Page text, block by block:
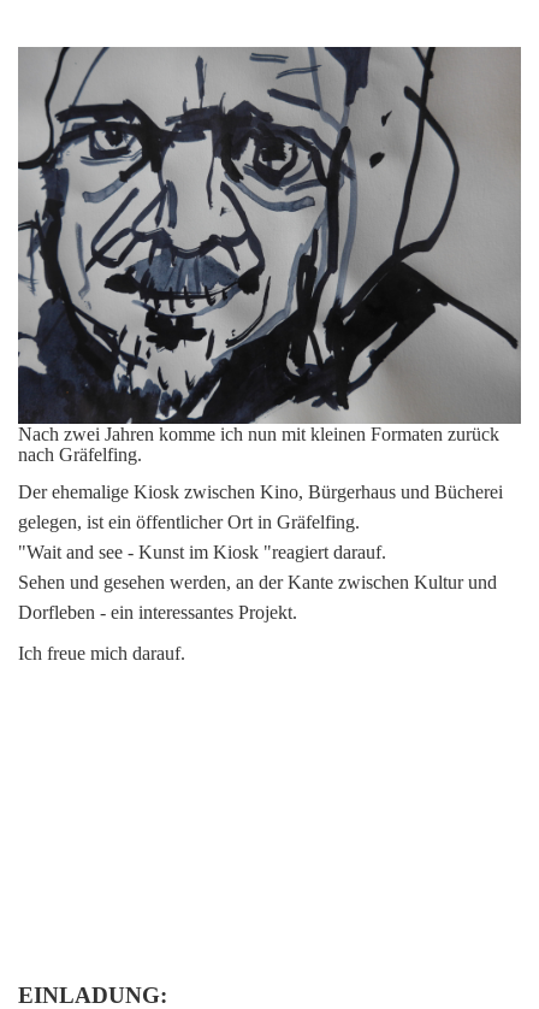
Nach zwei Jahren komme ich nun mit kleinen Formaten zurück
nach Gräfelfing.
Der ehemalige Kiosk zwischen Kino, Bürgerhaus und Bücherei
gelegen, ist ein öffentlicher Ort in Gräfelfing.
"Wait and see - Kunst im Kiosk "reagiert darauf.
Sehen und gesehen werden, an der Kante zwischen Kultur und
Dorfleben - ein interessantes Projekt.
Ich freue mich darauf.
EINLADUNG: